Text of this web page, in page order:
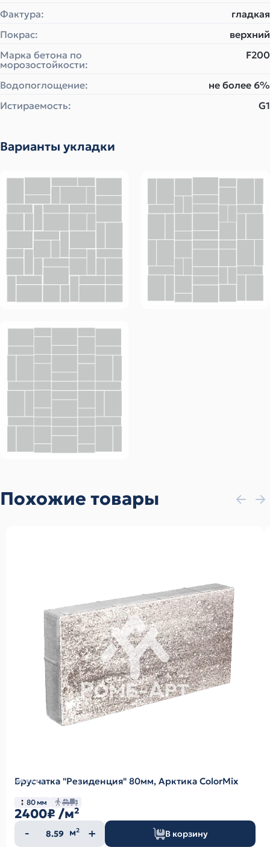
Фактура:
гладкая
Покрас:
верхний
Марка бетона по
морозостойкости:
F200
Водопоглощение:
не более 6%
Истираемость:
G1
Варианты укладки
Похожие товары
Брусчатка "Резиденция" 80мм, Арктика ColorMix
80 мм
2400₽ /м²
Количество
товара
м² В корзину